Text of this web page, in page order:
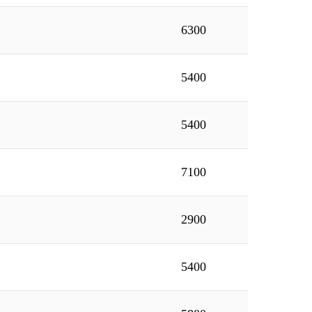
6300
5400
5400
7100
2900
5400